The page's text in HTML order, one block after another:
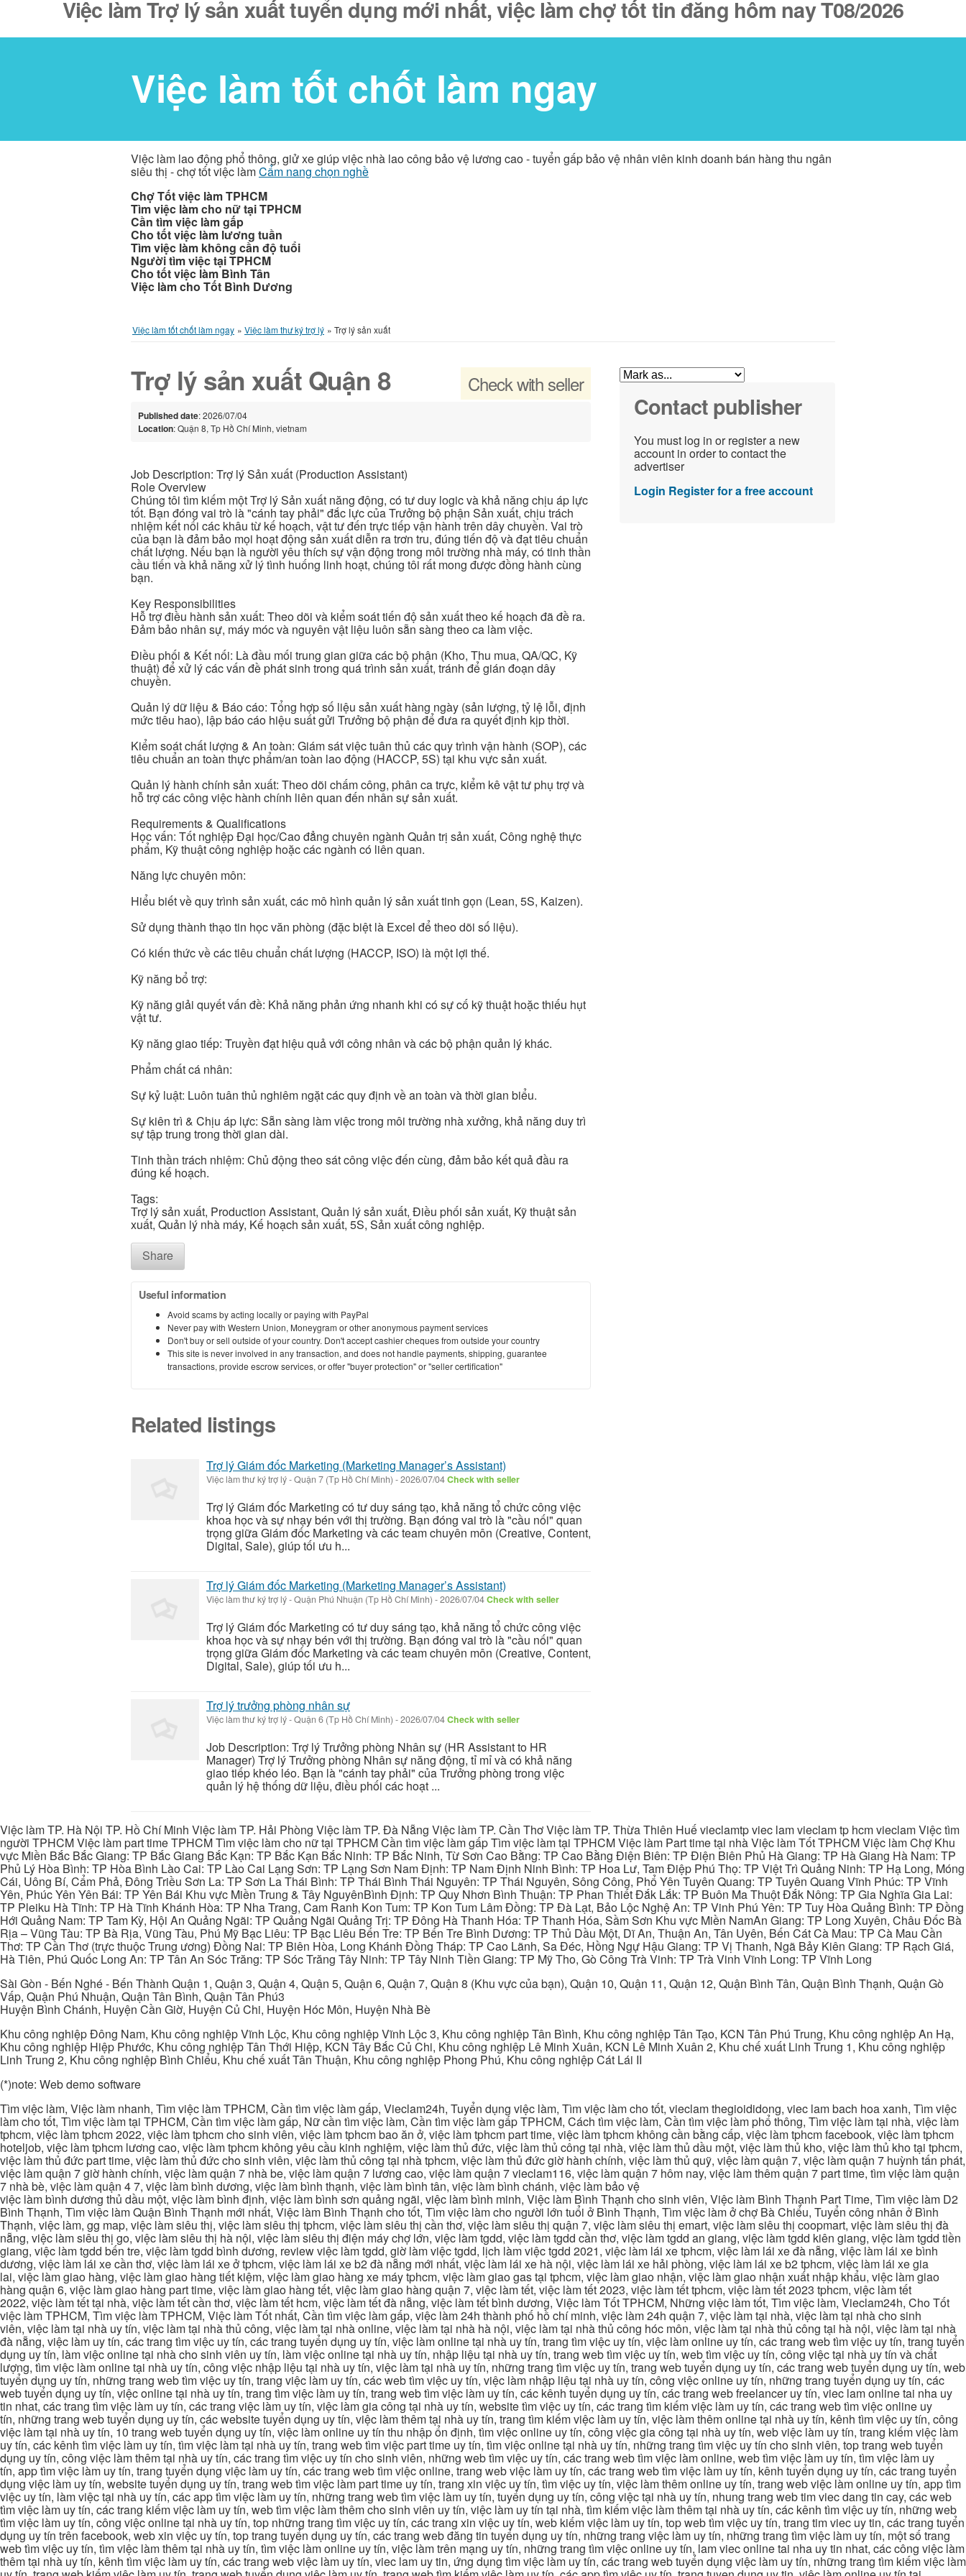
Việc làm Trợ lý sản xuất tuyển dụng mới nhất, việc làm chợ tốt tin đăng hôm nay T08/2026
Việc làm tốt chốt làm ngay
Việc làm lao động phổ thông, giử xe giúp việc nhà lao công bảo vệ lương cao - tuyển gấp bảo vệ nhân viên kinh doanh bán hàng thu ngân
siêu thị - chợ tốt việc làmCẩm nang chọn nghề
Chợ Tốt việc làm TPHCM
Tìm việc làm cho nữ tại TPHCM
Cần tìm việc làm gấp
Cho tốt việc làm lương tuần
Tìm việc làm không cần độ tuổi
Người tìm việc tại TPHCM
Cho tốt việc làm Bình Tân
Việc làm cho Tốt Bình Dương
Việc làm tốt chốt làm ngay » Việc làm thư ký trợ lý » Trợ lý sản xuất
Check with seller
Trợ lý sản xuất Quận 8
Published date: 2026/07/04
Location: Quận 8, Tp Hồ Chí Minh, vietnam
Job Description: Trợ lý Sản xuất (Production Assistant)
Role Overview
Chúng tôi tìm kiếm một Trợ lý Sản xuất năng động, có tư duy logic và khả năng chịu áp lực
tốt. Bạn đóng vai trò là "cánh tay phải" đắc lực của Trưởng bộ phận Sản xuất, chịu trách
nhiệm kết nối các khâu từ kế hoạch, vật tư đến trực tiếp vận hành trên dây chuyền. Vai trò
của bạn là đảm bảo mọi hoạt động sản xuất diễn ra trơn tru, đúng tiến độ và đạt tiêu chuẩn
chất lượng. Nếu bạn là người yêu thích sự vận động trong môi trường nhà máy, có tinh thần
cầu tiến và khả năng xử lý tình huống linh hoạt, chúng tôi rất mong được đồng hành cùng
bạn.
Key Responsibilities
Hỗ trợ điều hành sản xuất: Theo dõi và kiểm soát tiến độ sản xuất theo kế hoạch đã đề ra.
Đảm bảo nhân sự, máy móc và nguyên vật liệu luôn sẵn sàng theo ca làm việc.
Điều phối & Kết nối: Là đầu mối trung gian giữa các bộ phận (Kho, Thu mua, QA/QC, Kỹ
thuật) để xử lý các vấn đề phát sinh trong quá trình sản xuất, tránh để gián đoạn dây
chuyền.
Quản lý dữ liệu & Báo cáo: Tổng hợp số liệu sản xuất hàng ngày (sản lượng, tỷ lệ lỗi, định
mức tiêu hao), lập báo cáo hiệu suất gửi Trưởng bộ phận để đưa ra quyết định kịp thời.
Kiểm soát chất lượng & An toàn: Giám sát việc tuân thủ các quy trình vận hành (SOP), các
tiêu chuẩn an toàn thực phẩm/an toàn lao động (HACCP, 5S) tại khu vực sản xuất.
Quản lý hành chính sản xuất: Theo dõi chấm công, phân ca trực, kiểm kê vật tư phụ trợ và
hỗ trợ các công việc hành chính liên quan đến nhân sự sản xuất.
Requirements & Qualifications
Học vấn: Tốt nghiệp Đại học/Cao đẳng chuyên ngành Quản trị sản xuất, Công nghệ thực
phẩm, Kỹ thuật công nghiệp hoặc các ngành có liên quan.
Năng lực chuyên môn:
Hiểu biết về quy trình sản xuất, các mô hình quản lý sản xuất tinh gọn (Lean, 5S, Kaizen).
Sử dụng thành thạo tin học văn phòng (đặc biệt là Excel để theo dõi số liệu).
Có kiến thức về các tiêu chuẩn chất lượng (HACCP, ISO) là một lợi thế.
Kỹ năng bổ trợ:
Kỹ năng giải quyết vấn đề: Khả năng phản ứng nhanh khi có sự cố kỹ thuật hoặc thiếu hụt
vật tư.
Kỹ năng giao tiếp: Truyền đạt hiệu quả với công nhân và các bộ phận quản lý khác.
Phẩm chất cá nhân:
Sự kỷ luật: Luôn tuân thủ nghiêm ngặt các quy định về an toàn và thời gian biểu.
Sự kiên trì & Chịu áp lực: Sẵn sàng làm việc trong môi trường nhà xưởng, khả năng duy trì
sự tập trung trong thời gian dài.
Tinh thần trách nhiệm: Chủ động theo sát công việc đến cùng, đảm bảo kết quả đầu ra
đúng kế hoạch.
Tags:
Trợ lý sản xuất, Production Assistant, Quản lý sản xuất, Điều phối sản xuất, Kỹ thuật sản
xuất, Quản lý nhà máy, Kế hoạch sản xuất, 5S, Sản xuất công nghiệp.
Share
Useful information
Avoid scams by acting locally or paying with PayPal
Never pay with Western Union, Moneygram or other anonymous payment services
Don't buy or sell outside of your country. Don't accept cashier cheques from outside your country
This site is never involved in any transaction, and does not handle payments, shipping, guarantee
transactions, provide escrow services, or offer "buyer protection" or "seller certification"
Related listings
Trợ lý Giám đốc Marketing (Marketing Manager’s Assistant)
Việc làm thư ký trợ lý-Quận 7 (Tp Hồ Chí Minh) -2026/07/04Check with seller
Trợ lý Giám đốc Marketing có tư duy sáng tạo, khả năng tổ chức công việc
khoa học và sự nhạy bén với thị trường. Bạn đóng vai trò là "cầu nối" quan
trọng giữa Giám đốc Marketing và các team chuyên môn (Creative, Content,
Digital, Sale), giúp tối ưu h...
Trợ lý Giám đốc Marketing (Marketing Manager’s Assistant)
Việc làm thư ký trợ lý-Quận Phú Nhuận (Tp Hồ Chí Minh) -2026/07/04Check with seller
Trợ lý Giám đốc Marketing có tư duy sáng tạo, khả năng tổ chức công việc
khoa học và sự nhạy bén với thị trường. Bạn đóng vai trò là "cầu nối" quan
trọng giữa Giám đốc Marketing và các team chuyên môn (Creative, Content,
Digital, Sale), giúp tối ưu h...
Trợ lý trưởng phòng nhân sự
Việc làm thư ký trợ lý-Quận 6 (Tp Hồ Chí Minh) -2026/07/04Check with seller
Job Description: Trợ lý Trưởng phòng Nhân sự (HR Assistant to HR
Manager) Trợ lý Trưởng phòng Nhân sự năng động, tỉ mỉ và có khả năng
giao tiếp khéo léo. Bạn là "cánh tay phải" của Trưởng phòng trong việc
quản lý hệ thống dữ liệu, điều phối các hoạt ...
Contact publisher
You must log in or register a new
account in order to contact the
advertiser
Login Register for a free account
Việc làm TP. Hà Nội TP. Hồ Chí Minh Việc làm TP. Hải Phòng Việc làm TP. Đà Nẵng Việc làm TP. Cần Thơ Việc làm TP. Thừa Thiên Huế vieclamtp viec lam vieclam tp hcm vieclam Việc tìm
người TPHCM Việc làm part time TPHCM Tìm việc làm cho nữ tại TPHCM Cần tìm việc làm gấp Tìm việc làm tại TPHCM Việc làm Part time tại nhà Việc làm Tốt TPHCM Việc làm Chợ Khu
vực Miền Bắc Bắc Giang: TP Bắc Giang Bắc Kạn: TP Bắc Kạn Bắc Ninh: TP Bắc Ninh, Từ Sơn Cao Bằng: TP Cao Bằng Điện Biên: TP Điện Biên Phủ Hà Giang: TP Hà Giang Hà Nam: TP
Phủ Lý Hòa Bình: TP Hòa Bình Lào Cai: TP Lào Cai Lạng Sơn: TP Lạng Sơn Nam Định: TP Nam Định Ninh Bình: TP Hoa Lư, Tam Điệp Phú Thọ: TP Việt Trì Quảng Ninh: TP Hạ Long, Móng
Cái, Uông Bí, Cẩm Phả, Đông Triều Sơn La: TP Sơn La Thái Bình: TP Thái Bình Thái Nguyên: TP Thái Nguyên, Sông Công, Phổ Yên Tuyên Quang: TP Tuyên Quang Vĩnh Phúc: TP Vĩnh
Yên, Phúc Yên Yên Bái: TP Yên Bái Khu vực Miền Trung & Tây NguyênBình Định: TP Quy Nhơn Bình Thuận: TP Phan Thiết Đắk Lắk: TP Buôn Ma Thuột Đắk Nông: TP Gia Nghĩa Gia Lai:
TP Pleiku Hà Tĩnh: TP Hà Tĩnh Khánh Hòa: TP Nha Trang, Cam Ranh Kon Tum: TP Kon Tum Lâm Đồng: TP Đà Lạt, Bảo Lộc Nghệ An: TP Vinh Phú Yên: TP Tuy Hòa Quảng Bình: TP Đồng
Hới Quảng Nam: TP Tam Kỳ, Hội An Quảng Ngãi: TP Quảng Ngãi Quảng Trị: TP Đông Hà Thanh Hóa: TP Thanh Hóa, Sầm Sơn Khu vực Miền NamAn Giang: TP Long Xuyên, Châu Đốc Bà
Rịa – Vũng Tàu: TP Bà Rịa, Vũng Tàu, Phú Mỹ Bạc Liêu: TP Bạc Liêu Bến Tre: TP Bến Tre Bình Dương: TP Thủ Dầu Một, Dĩ An, Thuận An, Tân Uyên, Bến Cát Cà Mau: TP Cà Mau Cần
Thơ: TP Cần Thơ (trực thuộc Trung ương) Đồng Nai: TP Biên Hòa, Long Khánh Đồng Tháp: TP Cao Lãnh, Sa Đéc, Hồng Ngự Hậu Giang: TP Vị Thanh, Ngã Bảy Kiên Giang: TP Rạch Giá,
Hà Tiên, Phú Quốc Long An: TP Tân An Sóc Trăng: TP Sóc Trăng Tây Ninh: TP Tây Ninh Tiền Giang: TP Mỹ Tho, Gò Công Trà Vinh: TP Trà Vinh Vĩnh Long: TP Vĩnh Long
Sài Gòn - Bến Nghé - Bến Thành Quận 1, Quận 3, Quận 4, Quận 5, Quận 6, Quận 7, Quận 8 (Khu vực của bạn), Quận 10, Quận 11, Quận 12, Quận Bình Tân, Quận Bình Thạnh, Quận Gò
Vấp, Quận Phú Nhuận, Quận Tân Bình, Quận Tân Phú3
Huyện Bình Chánh, Huyện Cần Giờ, Huyện Củ Chi, Huyện Hóc Môn, Huyện Nhà Bè
Khu công nghiệp Đông Nam, Khu công nghiệp Vĩnh Lộc, Khu công nghiệp Vĩnh Lộc 3, Khu công nghiệp Tân Bình, Khu công nghiệp Tân Tạo, KCN Tân Phú Trung, Khu công nghiệp An Hạ,
Khu công nghiệp Hiệp Phước, Khu công nghiệp Tân Thới Hiệp, KCN Tây Bắc Củ Chi, Khu công nghiệp Lê Minh Xuân, KCN Lê Minh Xuân 2, Khu chế xuất Linh Trung 1, Khu công nghiệp
Linh Trung 2, Khu công nghiệp Bình Chiểu, Khu chế xuất Tân Thuận, Khu công nghiệp Phong Phú, Khu công nghiệp Cát Lái II
(*)note: Web demo software
Tìm việc làm, Việc làm nhanh, Tìm việc làm TPHCM, Cần tìm việc làm gấp, Vieclam24h, Tuyển dụng việc làm, Tìm việc làm cho tốt, vieclam thegioididong, viec lam bach hoa xanh, Tìm việc
làm cho tốt, Tìm việc làm tại TPHCM, Cần tìm việc làm gấp, Nữ cần tìm việc làm, Cần tìm việc làm gấp TPHCM, Cách tìm việc làm, Cần tìm việc làm phổ thông, Tìm việc làm tại nhà, việc làm
tphcm, việc làm tphcm 2022, việc làm tphcm cho sinh viên, việc làm tphcm bao ăn ở, việc làm tphcm part time, việc làm tphcm không cần bằng cấp, việc làm tphcm facebook, việc làm tphcm
hoteljob, việc làm tphcm lương cao, việc làm tphcm không yêu cầu kinh nghiệm, việc làm thủ đức, việc làm thủ công tại nhà, việc làm thủ dầu một, việc làm thủ kho, việc làm thủ kho tại tphcm,
việc làm thủ đức part time, việc làm thủ đức cho sinh viên, việc làm thủ công tại nhà tphcm, việc làm thủ đức giờ hành chính, việc làm thủ quỹ, việc làm quận 7, việc làm quận 7 huỳnh tấn phát,
việc làm quận 7 giờ hành chính, việc làm quận 7 nhà be, việc làm quận 7 lương cao, việc làm quận 7 vieclam116, việc làm quận 7 hôm nay, việc làm thêm quận 7 part time, tìm việc làm quận
7 nhà bè, việc làm quận 4 7, việc làm bình dương, việc làm bình thạnh, việc làm bình tân, việc làm bình chánh, việc làm bảo vệ
việc làm bình dương thủ dầu một, việc làm bình định, việc làm bình sơn quảng ngãi, việc làm bình minh, Việc làm Bình Thạnh cho sinh viên, Việc làm Bình Thạnh Part Time, Tìm việc làm D2
Bình Thạnh, Tìm việc làm Quận Bình Thạnh mới nhất, Việc làm Bình Thạnh cho tốt, Tìm việc làm cho người lớn tuổi ở Bình Thạnh, Tìm việc làm ở chợ Bà Chiểu, Tuyển công nhân ở Bình
Thạnh, việc làm, gg map, việc làm siêu thị, việc làm siêu thị tphcm, việc làm siêu thị cần thơ, việc làm siêu thị quận 7, việc làm siêu thị emart, việc làm siêu thị coopmart, việc làm siêu thị đà
nẵng, việc làm siêu thị go, việc làm siêu thị hà nội, việc làm siêu thị điện máy chợ lớn, việc làm tgdd, việc làm tgdd cần thơ, việc làm tgdd an giang, việc làm tgdd kiên giang, việc làm tgdd tiền
giang, việc làm tgdd bến tre, việc làm tgdd bình dương, review việc làm tgdd, giờ làm việc tgdd, lịch làm việc tgdd 2021, việc làm lái xe tphcm, việc làm lái xe đà nẵng, việc làm lái xe bình
dương, việc làm lái xe cần thơ, việc làm lái xe ở tphcm, việc làm lái xe b2 đà nẵng mới nhất, việc làm lái xe hà nội, việc làm lái xe hải phòng, việc làm lái xe b2 tphcm, việc làm lái xe gia
lai, việc làm giao hàng, việc làm giao hàng tiết kiệm, việc làm giao hàng xe máy tphcm, việc làm giao gas tại tphcm, việc làm giao nhận, việc làm giao nhận xuất nhập khẩu, việc làm giao
hàng quận 6, việc làm giao hàng part time, việc làm giao hàng tết, việc làm giao hàng quận 7, việc làm tết, việc làm tết 2023, việc làm tết tphcm, việc làm tết 2023 tphcm, việc làm tết
2022, việc làm tết tại nhà, việc làm tết cần thơ, việc làm tết hcm, việc làm tết đà nẵng, việc làm tết bình dương, Việc làm Tốt TPHCM, Những việc làm tốt, Tìm việc làm, Vieclam24h, Cho Tốt
việc làm TPHCM, Tìm việc làm TPHCM, Việc làm Tốt nhất, Cần tìm việc làm gấp, việc làm 24h thành phố hồ chí minh, việc làm 24h quận 7, việc làm tại nhà, việc làm tại nhà cho sinh
viên, việc làm tại nhà uy tín, việc làm tại nhà thủ công, việc làm tại nhà online, việc làm tại nhà hà nội, việc làm tại nhà thủ công hóc môn, việc làm tại nhà thủ công tại hà nội, việc làm tại nhà
đà nẵng, việc làm uy tín, các trang tìm việc uy tín, các trang tuyển dụng uy tín, việc làm online tại nhà uy tín, trang tìm việc uy tín, việc làm online uy tín, các trang web tìm việc uy tín, trang tuyển
dụng uy tín, làm việc online tại nhà cho sinh viên uy tín, làm việc online tại nhà uy tín, nhập liệu tại nhà uy tín, trang web tìm việc uy tín, web tìm việc uy tín, công việc tại nhà uy tín và chất
lượng, tìm việc làm online tại nhà uy tín, công việc nhập liệu tại nhà uy tín, việc làm tại nhà uy tín, những trang tìm việc uy tín, trang web tuyển dụng uy tín, các trang web tuyển dụng uy tín, web
tuyển dụng uy tín, những trang web tìm việc uy tín, trang việc làm uy tín, các web tìm việc uy tín, việc làm nhập liệu tại nhà uy tín, công việc online uy tín, những trang tuyển dụng uy tín, các
web tuyển dụng uy tín, việc online tại nhà uy tín, trang tìm việc làm uy tín, trang web tìm việc làm uy tín, các kênh tuyển dụng uy tín, các trang web freelancer uy tín, viec lam online tai nha uy
tin nhat, các trang tìm việc làm uy tín, các trang việc làm uy tín, việc làm gia công tại nhà uy tín, website tìm việc uy tín, các trang tìm kiếm việc làm uy tín, các trang web tìm việc online uy
tín, những trang web tuyển dụng uy tín, các website tuyển dụng uy tín, việc làm thêm tại nhà uy tín, trang tìm kiếm việc làm uy tín, việc làm thêm online tại nhà uy tín, kênh tìm việc uy tín, công
việc làm tại nhà uy tín, 10 trang web tuyển dụng uy tín, việc làm online uy tín thu nhập ổn định, tìm việc online uy tín, công việc gia công tại nhà uy tín, web việc làm uy tín, trang kiếm việc làm
uy tín, các kênh tìm việc làm uy tín, tìm việc làm tại nhà uy tín, trang web tìm việc part time uy tín, tìm việc online tại nhà uy tín, những trang tìm việc uy tín cho sinh viên, top trang web tuyển
dụng uy tín, công việc làm thêm tại nhà uy tín, các trang tìm việc uy tín cho sinh viên, những web tìm việc uy tín, các trang web tìm việc làm online, web tìm việc làm uy tín, tìm việc làm uy
tín, app tìm việc làm uy tín, trang tuyển dụng việc làm uy tín, các trang web tìm việc online, trang web việc làm uy tín, các trang web tìm việc làm uy tín, kênh tuyển dụng uy tín, các trang tuyển
dụng việc làm uy tín, website tuyển dụng uy tín, trang web tìm việc làm part time uy tín, trang xin việc uy tín, tìm việc uy tín, việc làm thêm online uy tín, trang web việc làm online uy tín, app tìm
việc uy tín, làm việc tại nhà uy tín, các app tìm việc làm uy tín, những trang web tìm việc làm uy tín, tuyển dụng uy tín, công việc tại nhà uy tín, nhung trang web tim viec dang tin cay, các web
tìm việc làm uy tín, các trang kiếm việc làm uy tín, web tìm việc làm thêm cho sinh viên uy tín, việc làm uy tín tại nhà, tìm kiếm việc làm thêm tại nhà uy tín, các kênh tìm việc uy tín, những web
tìm việc làm uy tín, công việc online tại nhà uy tín, top những trang tìm việc uy tín, các trang xin việc uy tín, web kiếm việc làm uy tín, top web tìm việc uy tín, trang tim viec uy tin, các trang tuyển
dụng uy tín trên facebook, web xin việc uy tín, top trang tuyển dụng uy tín, các trang web đăng tin tuyển dụng uy tín, những trang việc làm uy tín, những trang tìm việc làm uy tín, một số trang
web tìm việc uy tín, tìm việc làm thêm tại nhà uy tín, tìm việc làm online uy tín, việc làm trên mạng uy tín, những trang tìm việc online uy tín, lam viec online tai nha uy tin nhat, các công việc làm
thêm tại nhà uy tín, kênh tìm việc làm uy tín, các trang web việc làm uy tín, viec lam uy tin, ứng dụng tìm việc làm uy tín, các trang web tuyển dụng việc làm uy tín, những trang tìm kiếm việc làm